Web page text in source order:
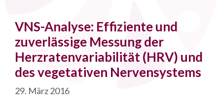
VNS-Analyse: Effiziente und
zuverlässige Messung der
Herzratenvariabilität (HRV) und
des vegetativen Nervensystems
29. März 2016